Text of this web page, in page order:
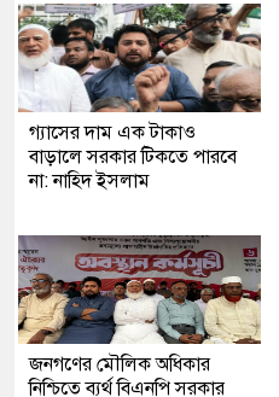
গ্যাসের দাম এক টাকাও
বাড়ালে সরকার টিকতে পারবে
না: নাহিদ ইসলাম
জনগণের মৌলিক অধিকার
নিশ্চিতে ব্যর্থ বিএনপি সরকার